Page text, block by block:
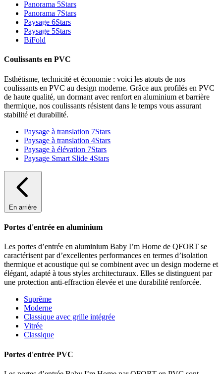
Panorama 5Stars
Panorama 7Stars
Paysage 6Stars
Paysage 5Stars
BiFold
Coulissants en PVC
Esthétisme, technicité et économie : voici les atouts de nos
coulissants en PVC au design moderne. Grâce aux profilés en PVC
de haute qualité, un dormant avec renfort en aluminium et barrière
thermique, nos coulissants résistent dans le temps vous assurant
stabilité et durabilité.
Paysage à translation 7Stars
Paysage à translation 4Stars
Paysage à élévation 7Stars
Paysage Smart Slide 4Stars
En arrière
Portes d'entrée en aluminium
Les portes d’entrée en aluminium Baby I’m Home de QFORT se
caractérisent par d’excellentes performances en termes d’isolation
thermique et acoustique qui se combinent avec un design moderne et
élégant, adapté à tous styles architecturaux. Elles se distinguent par
une protection anti-effraction élevée et une durabilité renforcée.
Suprême
Moderne
Classique avec grille intégrée
Vitrée
Classique
Portes d'entrée PVC